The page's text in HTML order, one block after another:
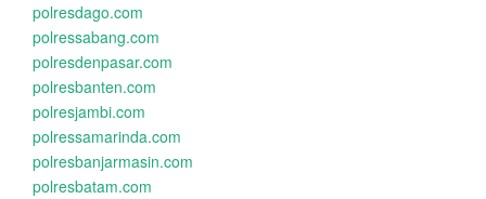
polresdago.com
polressabang.com
polresdenpasar.com
polresbanten.com
polresjambi.com
polressamarinda.com
polresbanjarmasin.com
polresbatam.com